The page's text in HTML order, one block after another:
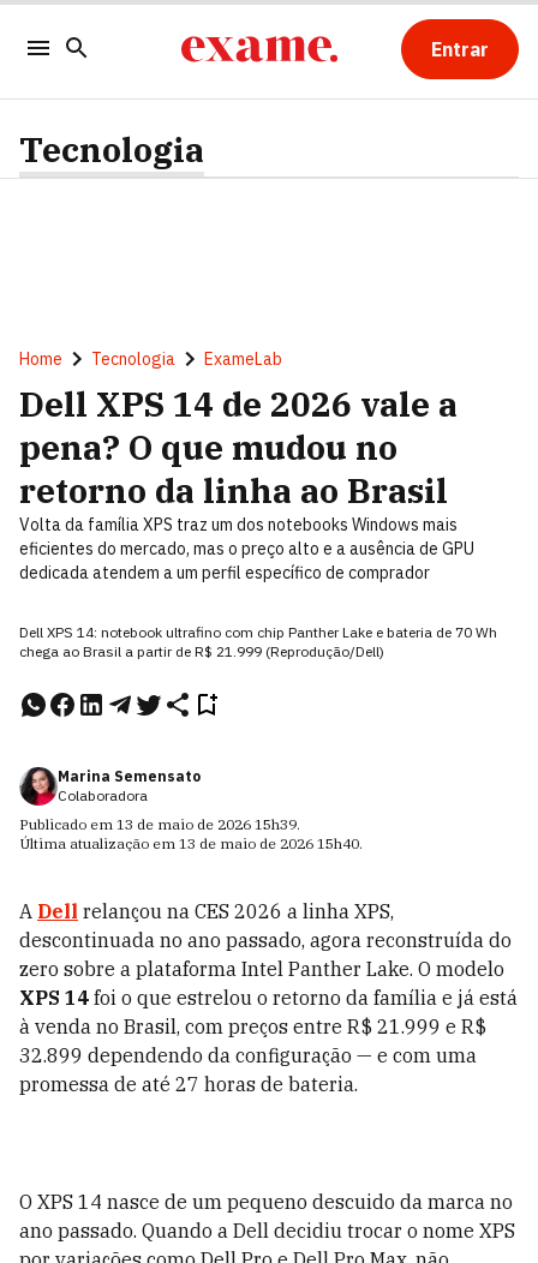
Entrar
Tecnologia
Home Tecnologia ExameLab
Dell XPS 14 de 2026 vale a
pena? O que mudou no
retorno da linha ao Brasil
Volta da família XPS traz um dos notebooks Windows mais
eficientes do mercado, mas o preço alto e a ausência de GPU
dedicada atendem a um perfil específico de comprador
Dell XPS 14: notebook ultrafino com chip Panther Lake e bateria de 70 Wh
chega ao Brasil a partir de R$ 21.999 (Reprodução/Dell)
Marina Semensato
Colaboradora
Publicado em 13 de maio de 2026 15h39.
Última atualização em 13 de maio de 2026 15h40.
A Dell relançou na CES 2026 a linha XPS,
descontinuada no ano passado, agora reconstruída do
zero sobre a plataforma Intel Panther Lake. O modelo
XPS 14 foi o que estrelou o retorno da família e já está
à venda no Brasil, com preços entre R$ 21.999 e R$
32.899 dependendo da configuração — e com uma
promessa de até 27 horas de bateria.
O XPS 14 nasce de um pequeno descuido da marca no
ano passado. Quando a Dell decidiu trocar o nome XPS